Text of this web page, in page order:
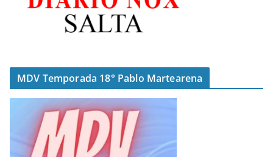
MDV Temporada 18° Pablo Martearena